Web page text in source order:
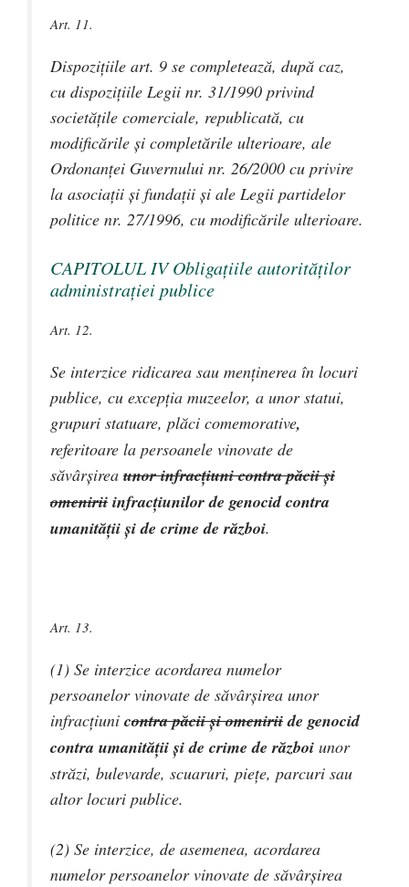
Art. 11.
Dispoziţiile art. 9 se completează, după caz,
cu dispoziţiile Legii nr. 31/1990 privind
societăţile comerciale, republicată, cu
modificările şi completările ulterioare, ale
Ordonanţei Guvernului nr. 26/2000 cu privire
la asociaţii şi fundaţii şi ale Legii partidelor
politice nr. 27/1996, cu modificările ulterioare.
CAPITOLUL IV Obligaţiile autorităţilor
administraţiei publice
Art. 12.
Se interzice ridicarea sau menţinerea în locuri
publice, cu excepţia muzeelor, a unor statui,
grupuri statuare, plăci comemorative,
referitoare la persoanele vinovate de
săvârşirea unor infracţiuni contra păcii şi
omenirii infracţiunilor de genocid contra
umanităţii şi de crime de război.
Art. 13.
(1) Se interzice acordarea numelor
persoanelor vinovate de săvârşirea unor
infracţiuni contra păcii şi omeniriide genocid
contra umanităţii şi de crime de război unor
străzi, bulevarde, scuaruri, pieţe, parcuri sau
altor locuri publice.
(2) Se interzice, de asemenea, acordarea
numelor persoanelor vinovate de săvârşirea